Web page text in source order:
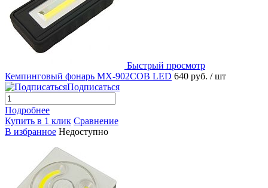
Быстрый просмотр
Кемпинговый фонарь MX-902COB LED 640 руб. / шт
Подписаться
Подробнее
Купить в 1 клик Сравнение
В избранное Недоступно